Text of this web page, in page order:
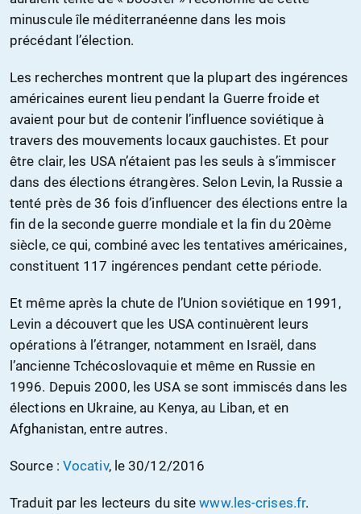
minuscule île méditerranéenne dans les mois
précédant l’élection.
Les recherches montrent que la plupart des ingérences
américaines eurent lieu pendant la Guerre froide et
avaient pour but de contenir l’influence soviétique à
travers des mouvements locaux gauchistes. Et pour
être clair, les USA n’étaient pas les seuls à s’immiscer
dans des élections étrangères. Selon Levin, la Russie a
tenté près de 36 fois d’influencer des élections entre la
fin de la seconde guerre mondiale et la fin du 20ème
siècle, ce qui, combiné avec les tentatives américaines,
constituent 117 ingérences pendant cette période.
Et même après la chute de l’Union soviétique en 1991,
Levin a découvert que les USA continuèrent leurs
opérations à l’étranger, notamment en Israël, dans
l’ancienne Tchécoslovaquie et même en Russie en
1996. Depuis 2000, les USA se sont immiscés dans les
élections en Ukraine, au Kenya, au Liban, et en
Afghanistan, entre autres.
Source : Vocativ, le 30/12/2016
Traduit par les lecteurs du sitewww.les-crises.fr.